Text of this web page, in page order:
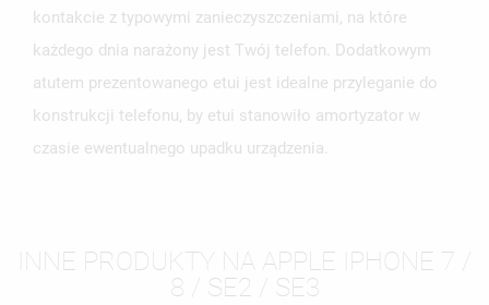
kontakcie z typowymi zanieczyszczeniami, na które
każdego dnia narażony jest Twój telefon. Dodatkowym
atutem prezentowanego etui jest idealne przyleganie do
konstrukcji telefonu, by etui stanowiło amortyzator w
czasie ewentualnego upadku urządzenia.
INNE PRODUKTY NA APPLE IPHONE 7 /
8 / SE2 / SE3